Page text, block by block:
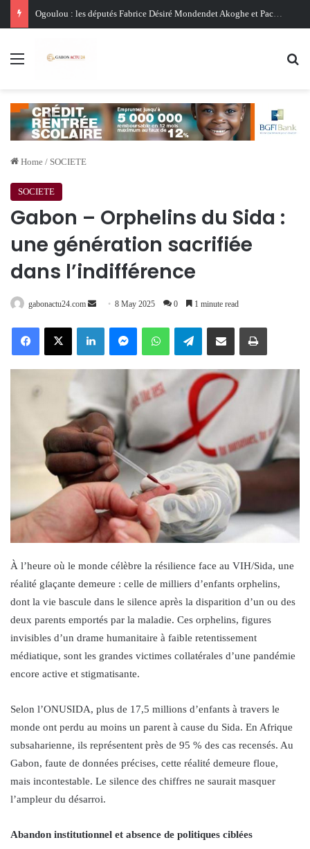
Gabon : la marche des « Femmes Braves » de Mouila interrompue par les autorités
Menu
Home / SOCIETE
SOCIETE
Gabon – Orphelins du Sida :
une génération sacrifiée
dans l’indifférence
gabonactu24.com
Send 8 May 2025 0 1 minute read
FacebookX LinkedInMessengerWhatsAppTelegramShare via Email Print
À l’heure où le monde célèbre la résilience face au VIH/Sida, une
réalité glaçante demeure : celle de milliers d’enfants orphelins,
dont la vie bascule dans le silence après la disparition d’un ou des
deux parents emportés par la maladie. Ces orphelins, figures
invisibles d’un drame humanitaire à faible retentissement
médiatique, sont les grandes victimes collatérales d’une pandémie
encore active et stigmatisante.
Selon l’ONUSIDA, plus de 17,5 millions d’enfants à travers le
monde ont perdu au moins un parent à cause du Sida. En Afrique
subsaharienne, ils représentent près de 95 % des cas recensés. Au
Gabon, faute de données précises, cette réalité demeure floue,
mais incontestable. Le silence des chiffres ne saurait masquer
l’ampleur du désarroi.
Abandon institutionnel et absence de politiques ciblées